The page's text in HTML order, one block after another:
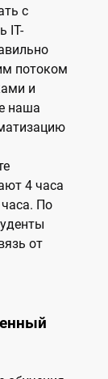
с
IT-
потоком
и
наша
4 часа
По
от